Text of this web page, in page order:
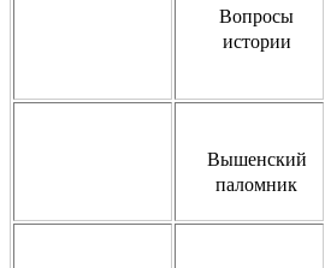
Вопросы
истории
Вышенский
паломник